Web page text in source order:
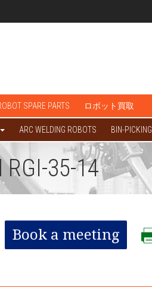
SPARE PARTS ロボット買取
ARC WELDING ROBOTS BIN-PICKING
RGI-35-14
Book a meeting